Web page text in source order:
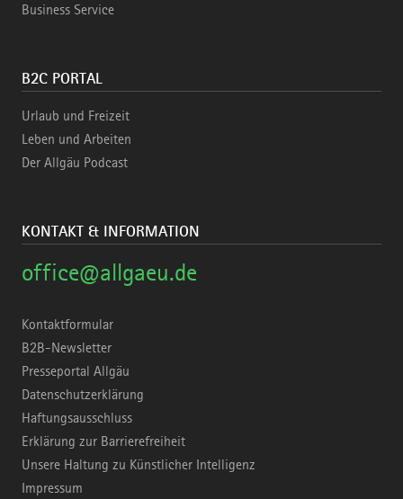
Business Service
B2C PORTAL
Urlaub und Freizeit
Leben und Arbeiten
Der Allgäu Podcast
KONTAKT & INFORMATION
office@allgaeu.de
Kontaktformular
B2B-Newsletter
Presseportal Allgäu
Datenschutzerklärung
Haftungsausschluss
Erklärung zur Barrierefreiheit
Unsere Haltung zu Künstlicher Intelligenz
Impressum